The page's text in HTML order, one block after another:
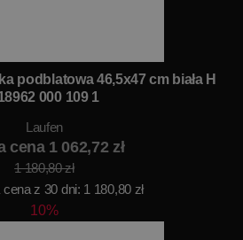
podblatowa 46,5x47 cm biała H
000 109 1
Laufen
cena 1 062,72 zł
1 180,80 zł
z 30 dni: 1 180,80 zł
10%